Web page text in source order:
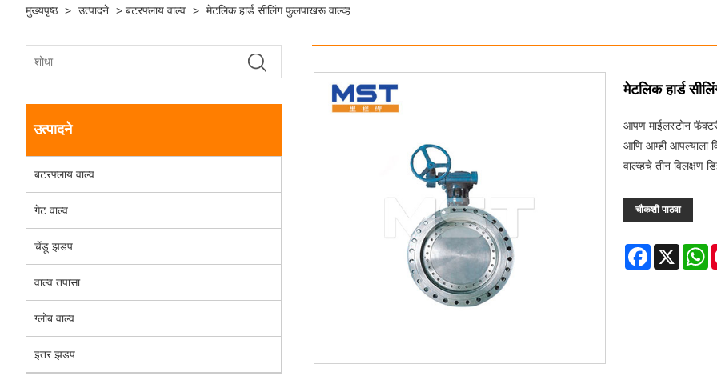
मुख्यपृष्ठ > उत्पादने > बटरफ्लाय वाल्व > मेटलिक हार्ड सीलिंग फुलपाखरू वाल्व्ह
उत्पादने
बटरफ्लाय वाल्व
गेट वाल्व
चेंडू झडप
वाल्व तपासा
ग्लोब वाल्व
इतर झडप
मेटलिक हार्ड
आपण माईलस्टोन
आणि आम्ही आपल्याला
वाल्व्हचे तीन विलक्षण
चौकशी पाठवा
Facebook
X